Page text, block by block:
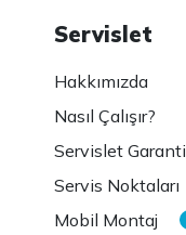
Servislet
Hakkımızda
Nasıl Çalışır?
Servislet
Servis Noktaları
Mobil Montaj